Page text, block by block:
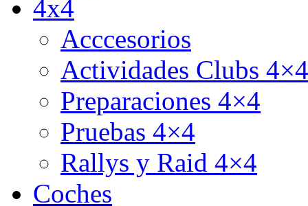
4x4
Acccesorios
Actividades Clubs 4×4
Preparaciones 4×4
Pruebas 4×4
Rallys y Raid 4×4
Coches